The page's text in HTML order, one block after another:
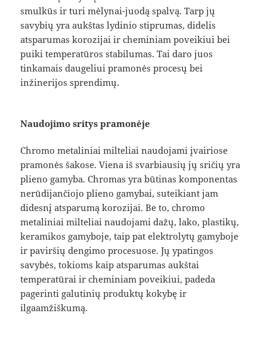
smulkūs ir turi mėlynai-juodą spalvą. Tarp jų
savybių yra aukštas lydinio stiprumas, didelis
atsparumas korozijai ir cheminiam poveikiui bei
puiki temperatūros stabilumas. Tai daro juos
tinkamais daugeliui pramonės procesų bei
inžinerijos sprendimų.
Naudojimo sritys pramonėje
Chromo metaliniai milteliai naudojami įvairiose
pramonės šakose. Viena iš svarbiausių jų sričių yra
plieno gamyba. Chromas yra būtinas komponentas
nerūdijančiojo plieno gamybai, suteikiant jam
didesnį atsparumą korozijai. Be to, chromo
metaliniai milteliai naudojami dažų, lako, plastikų,
keramikos gamyboje, taip pat elektrolytų gamyboje
ir paviršių dengimo procesuose. Jų ypatingos
savybės, tokioms kaip atsparumas aukštai
temperatūrai ir cheminiam poveikiui, padeda
pagerinti galutinių produktų kokybę ir
ilgaamžiškumą.